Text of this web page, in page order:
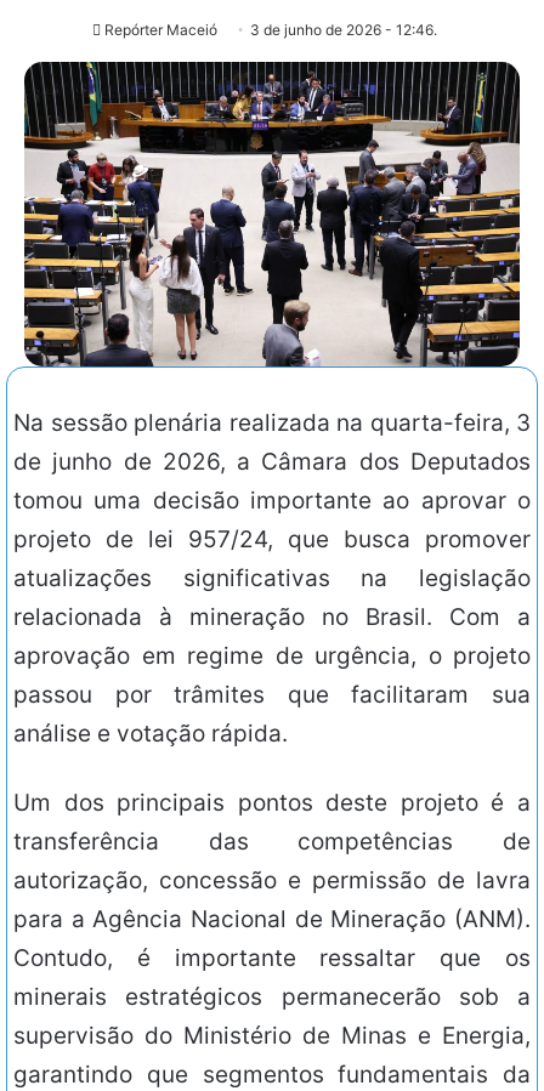
Repórter Maceió 3 de junho de 2026 - 12:46.
Na sessão plenária realizada na quarta-feira, 3
de junho de 2026, a Câmara dos Deputados
tomou uma decisão importante ao aprovar o
projeto de lei 957/24, que busca promover
atualizações significativas na legislação
relacionada à mineração no Brasil. Com a
aprovação em regime de urgência, o projeto
passou por trâmites que facilitaram sua
análise e votação rápida.
Um dos principais pontos deste projeto é a
transferência das competências de
autorização, concessão e permissão de lavra
para a Agência Nacional de Mineração (ANM).
Contudo, é importante ressaltar que os
minerais estratégicos permanecerão sob a
supervisão do Ministério de Minas e Energia,
garantindo que segmentos fundamentais da